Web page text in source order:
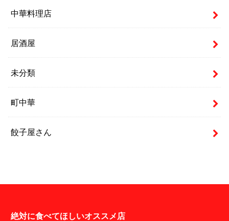
中華料理店
居酒屋
未分類
町中華
餃子屋さん
絶対に食べてほしいオススメ店